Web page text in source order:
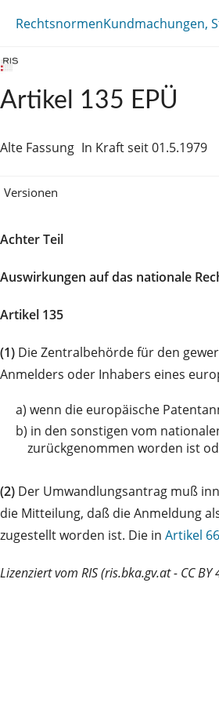
RechtsnormenKundmachungen,
Artikel 135 EPÜ
Alte Fassung In Kraft seit 01.5.1979
Versionen
Achter Teil
Auswirkungen auf das nationale
Artikel 135
(1) Die Zentralbehörde für den
Anmelders oder Inhabers eines
a) wenn die europäische
b) in den sonstigen vom
zurückgenommen worden ist
(2) Der Umwandlungsantrag muß
die Mitteilung, daß die Anmeldung
zugestellt worden ist. Die in Artikel 66
Lizenziert vom RIS (ris.bka.gv.at - CC BY